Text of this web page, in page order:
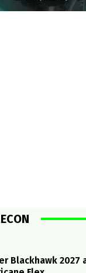
Blackhawk 2027